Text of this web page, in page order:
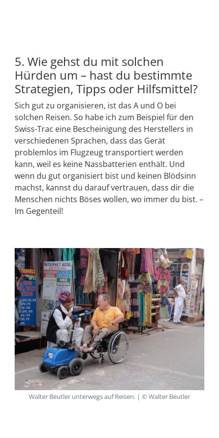
5. Wie gehst du mit solchen
Hürden um – hast du bestimmte
Strategien, Tipps oder Hilfsmittel?
Sich gut zu organisieren, ist das A und O bei
solchen Reisen. So habe ich zum Beispiel für den
Swiss-Trac eine Bescheinigung des Herstellers in
verschiedenen Sprachen, dass das Gerät
problemlos im Flugzeug transportiert werden
kann, weil es keine Nassbatterien enthält. Und
wenn du gut organisiert bist und keinen Blödsinn
machst, kannst du darauf vertrauen, dass dir die
Menschen nichts Böses wollen, wo immer du bist. –
Im Gegenteil!
Walter Beutler unterwegs auf Reisen. | © Walter Beutler